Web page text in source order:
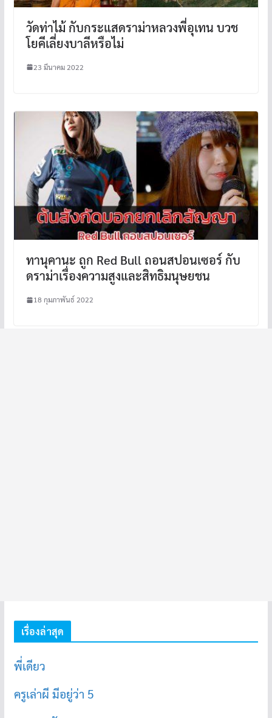
วัดท่าไม้ กับกระแสดราม่าหลวงพี่อุเทน บวช
โยคีเลี่ยงบาลีหรือไม่
23 มีนาคม 2022
ทานุคานะ ถูก Red Bull ถอนสปอนเซอร์ กับ
ดราม่าเรื่องความสูงและสิทธิมนุษยชน
18 กุมภาพันธ์ 2022
เรื่องล่าสุด
พี่เดียว
ครูเล่าผี มีอยู่ว่า 5